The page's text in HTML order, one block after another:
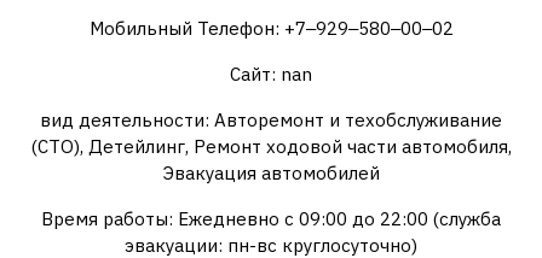
Мобильный Телефон: +7‒929‒580‒00‒02
Сайт: nan
вид деятельности: Авторемонт и техобслуживание
(СТО), Детейлинг, Ремонт ходовой части автомобиля,
Эвакуация автомобилей
Время работы: Ежедневно с 09:00 до 22:00 (служба
эвакуации: пн-вс круглосуточно)